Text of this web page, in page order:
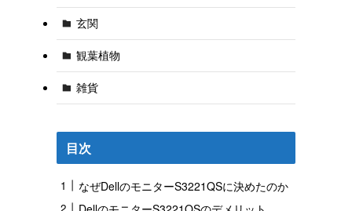
玄関
観葉植物
雑貨
目次
なぜDellのモニターS3221QSに決めたのか